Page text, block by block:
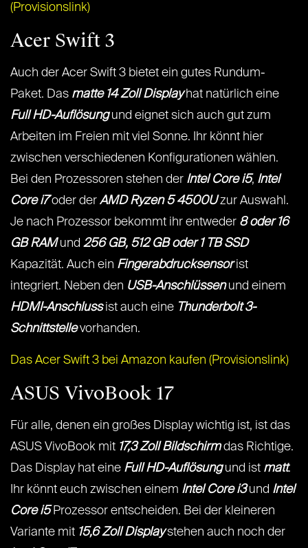
(Provisionslink)
Acer Swift 3
Auch der Acer Swift 3 bietet ein gutes Rundum-
Paket. Das matte 14 Zoll Displayhat natürlich eine
Full HD-Auflösungund eignet sich auch gut zum
Arbeiten im Freien mit viel Sonne. Ihr könnt hier
zwischen verschiedenen Konfigurationen wählen.
Bei den Prozessoren stehen der Intel Core i5, Intel
Core i7oder der AMD Ryzen 5 4500Uzur Auswahl.
Je nach Prozessor bekommt ihr entweder 8 oder 16
GB RAMund 256 GB, 512 GB oder 1 TB SSD
Kapazität. Auch ein Fingerabdrucksensor ist
integriert. Neben den USB-Anschlüssenund einem
HDMI-Anschlussist auch eine Thunderbolt 3-
Schnittstellevorhanden.
Das Acer Swift 3 bei Amazon kaufen (Provisionslink)
ASUS VivoBook 17
Für alle, denen ein großes Display wichtig ist, ist das
ASUS VivoBook mit 17,3 Zoll Bildschirmdas Richtige.
Das Display hat eine Full HD-Auflösungund ist matt.
Ihr könnt euch zwischen einem Intel Core i3und Intel
Core i5Prozessor entscheiden. Bei der kleineren
Variante mit 15,6 Zoll Displaystehen auch noch der